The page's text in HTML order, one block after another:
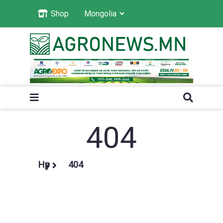
Shop
404
Нүүр 404